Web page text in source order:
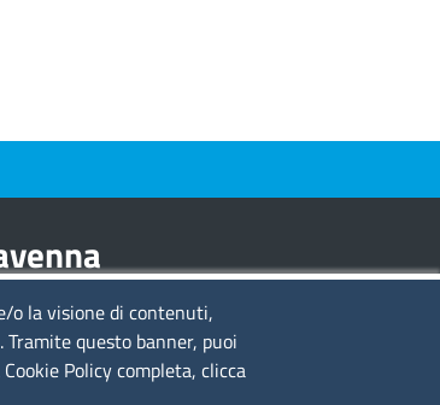
o la visione di contenuti,
questo banner, puoi
Policy completa, clicca